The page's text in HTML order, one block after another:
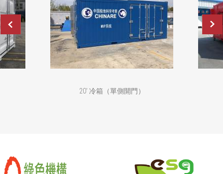
20' 冷箱（單側開門）